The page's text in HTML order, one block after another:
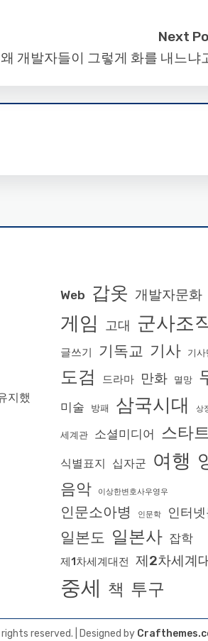
Next
개발자들이 그렇게 화를 내느냐
지했
Web 갑옷 개발자문화
게임 고대 군사조
글쓰기 기독교 기사 기사
도검 드라마 만화 멸망
미술 방패 삼국시대 상
세계관 소셜미디어 스타
식별표지 십자군 여행
음악 이상한변호사우영우
인문소아병 인문학 인터
일본도 일본사 잡학
제1차세계대전 제2차세계
중세 책 투구
rights reserved. | Designed by